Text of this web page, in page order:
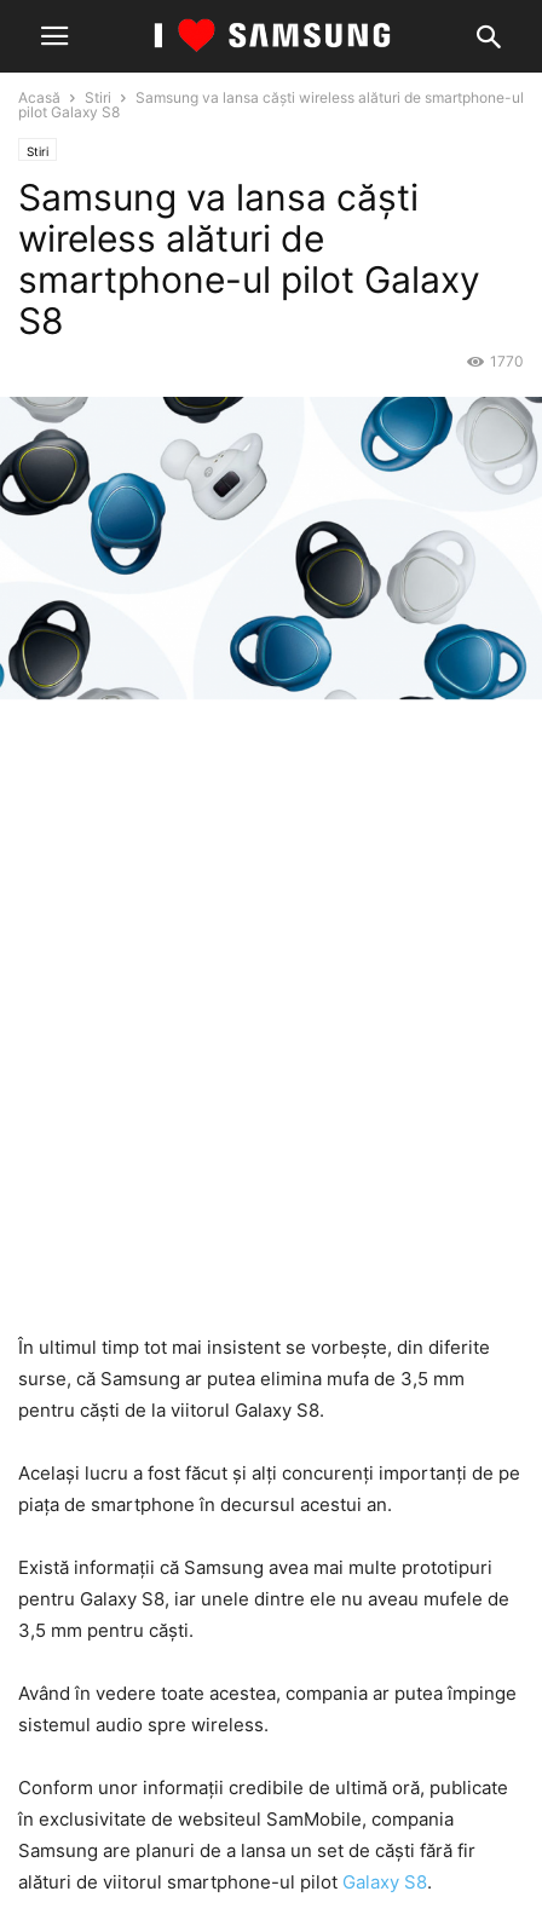
Acasă Stiri
Samsung va lansa căști wireless alături de smartphone-ul
pilot Galaxy S8
Stiri
Samsung va lansa căști
wireless alături de
smartphone-ul pilot Galaxy
S8
1770
În ultimul timp tot mai insistent se vorbește, din diferite
surse, că Samsung ar putea elimina mufa de 3,5 mm
pentru căști de la viitorul Galaxy S8.
Același lucru a fost făcut și alți concurenți importanți de pe
piața de smartphone în decursul acestui an.
Există informații că Samsung avea mai multe prototipuri
pentru Galaxy S8, iar unele dintre ele nu aveau mufele de
3,5 mm pentru căști.
Având în vedere toate acestea, compania ar putea împinge
sistemul audio spre wireless.
Conform unor informații credibile de ultimă oră, publicate
în exclusivitate de websiteul SamMobile, compania
Samsung are planuri de a lansa un set de căști fără fir
alături de viitorul smartphone-ul pilot Galaxy S8.